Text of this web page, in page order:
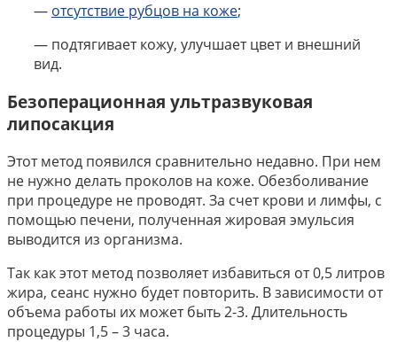
— отсутствие рубцов на коже;
— подтягивает кожу, улучшает цвет и внешний
вид.
Безоперационная ультразвуковая
липосакция
Этот метод появился сравнительно недавно. При нем
не нужно делать проколов на коже. Обезболивание
при процедуре не проводят. За счет крови и лимфы, с
помощью печени, полученная жировая эмульсия
выводится из организма.
Так как этот метод позволяет избавиться от 0,5 литров
жира, сеанс нужно будет повторить. В зависимости от
объема работы их может быть 2-3. Длительность
процедуры 1,5 – 3 часа.